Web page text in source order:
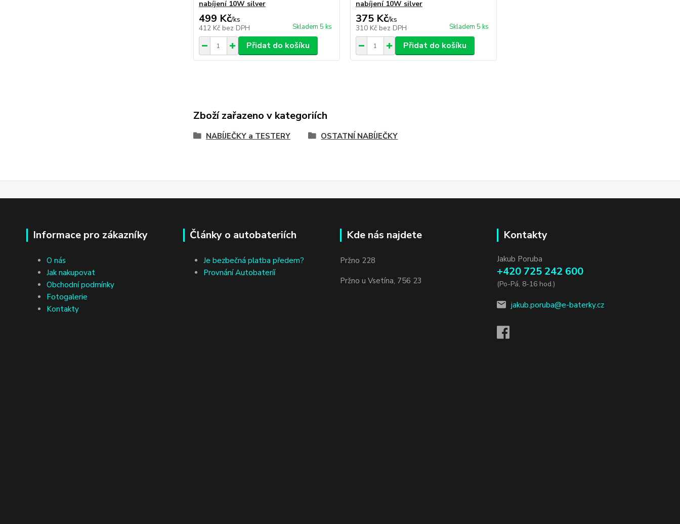
nabíjení 10W silver
499 Kč/ks
412 Kč bez DPH Skladem 5 ks
Přidat do košíku
nabíjení 10W silver
375 Kč/ks
310 Kč bez DPH Skladem 5 ks
Přidat do košíku
Zboží zařazeno v kategoriích
NABÍJEČKY a TESTERY OSTATNÍ NABÍJEČKY
Informace pro zákazníky
O nás
Jak nakupovat
Obchodní podmínky
Fotogalerie
Kontakty
Články o autobateriích
Je bezbečná platba předem?
Provnání Autobateríí
Kde nás najdete
Pržno 228
Pržno u Vsetína, 756 23
Kontakty
Jakub Poruba
+420 725 242 600
(Po-Pá, 8-16 hod.)
jakub.poruba@e-baterky.cz